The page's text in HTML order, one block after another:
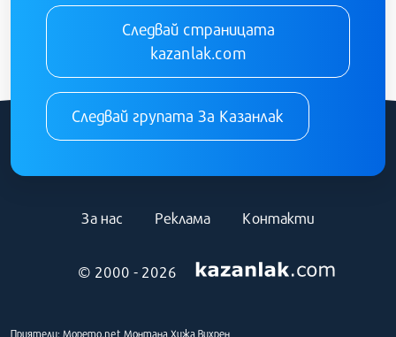
Следвай страницата
kazanlak.com
Следвай групата За Казанлак
© 2000 - 2026
За нас Реклама Контакти
Приятели: Морето.net Монтана Хижа Вихрен